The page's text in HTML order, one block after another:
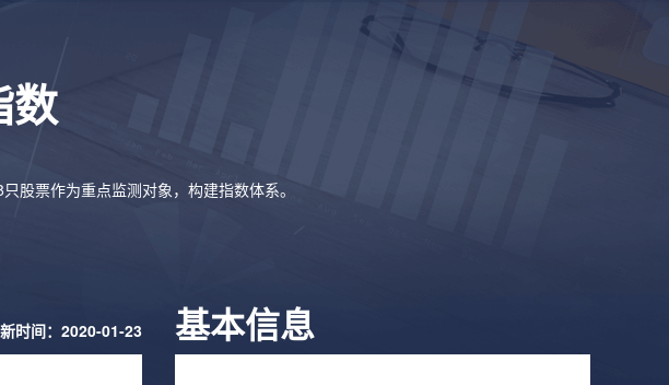
数
股票作为重点监测对象，构建指数体系。
时间：2020-01-23 基本信息